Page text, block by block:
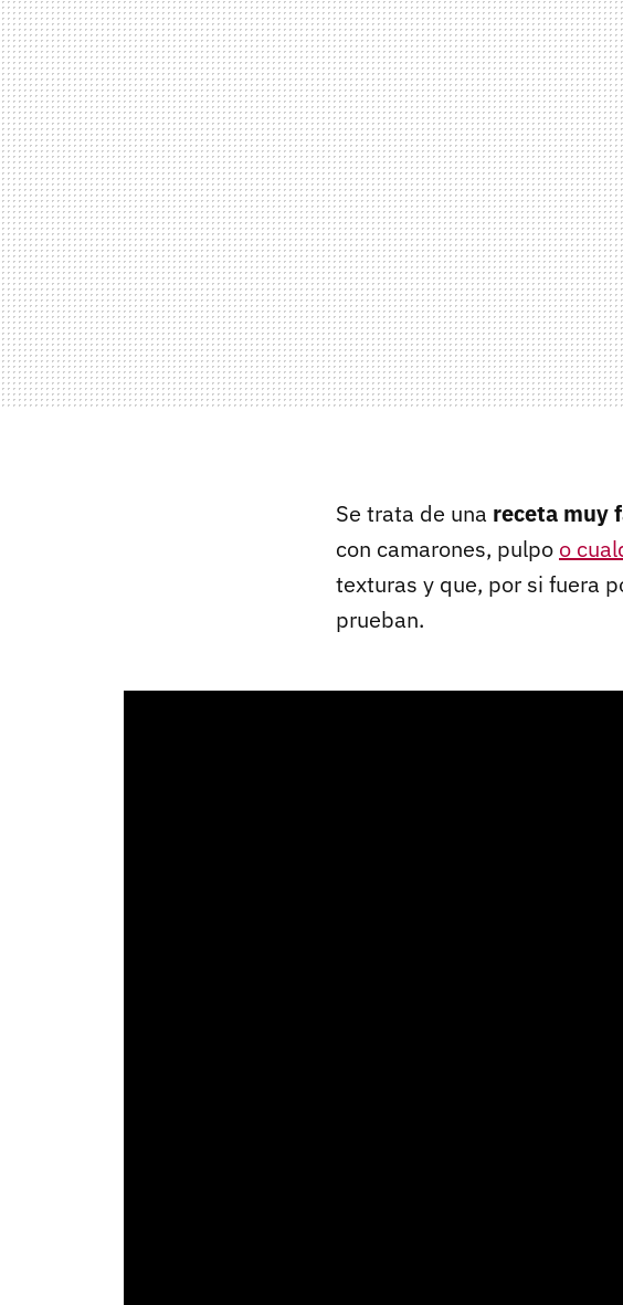
Se trata de una receta muy
con camarones, pulpo o
texturas y que, por si fuera
prueban.